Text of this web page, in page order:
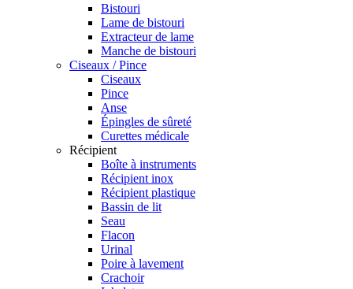
Bistouri
Lame de bistouri
Extracteur de lame
Manche de bistouri
Ciseaux / Pince
Ciseaux
Pince
Anse
Épingles de sûreté
Curettes médicale
Récipient
Boîte à instruments
Récipient inox
Récipient plastique
Bassin de lit
Seau
Flacon
Urinal
Poire à lavement
Crachoir